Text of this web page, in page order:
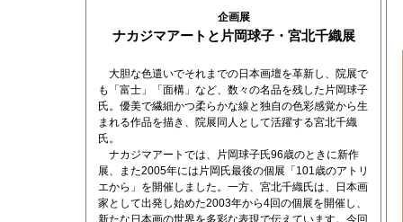
企画展
ナカジマアートと片岡球子・宮北千織展
大胆な色遣いでそれまでの日本画壇を革新し、院展で
も「富士」「面構」など、数々の名品を残した片岡球子
氏。優美で繊細かつ柔らかな線と独自の色彩感覚から生
まれる作品を描き、院展同人として活躍する宮北千織
氏。
ナカジマアートでは、片岡球子氏96歳のときに新作
展、また2005年には片岡氏最後の個展「101歳のアトリ
エから」を開催しました。一方、宮北千織氏は、日本画
家として出発し始めた2003年から4回の個展を開催し、
新たな日本画の世界を多彩な表現で伝えています。今回